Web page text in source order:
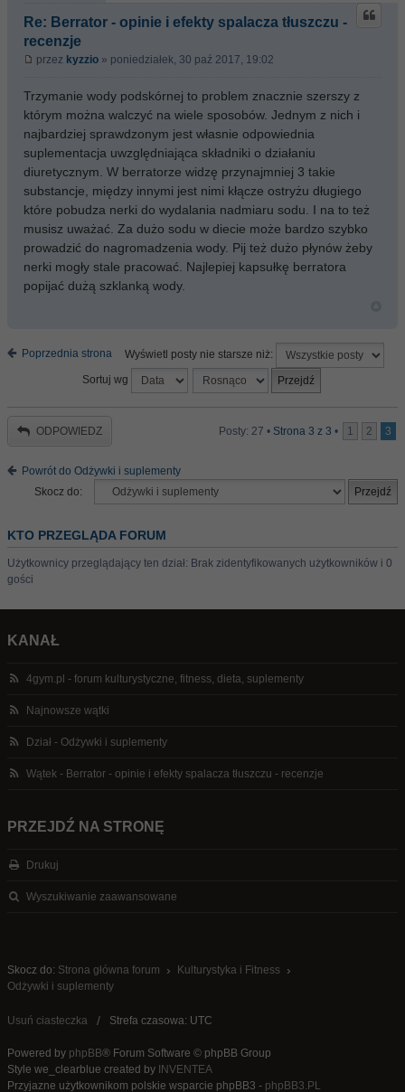
Re: Berrator - opinie i efekty spalacza tłuszczu -
recenzje
przez kyzzio » poniedziałek, 30 paź 2017, 19:02
Trzymanie wody podskórnej to problem znacznie szerszy z
którym można walczyć na wiele sposobów. Jednym z nich i
najbardziej sprawdzonym jest własnie odpowiednia
suplementacja uwzględniająca składniki o działaniu
diuretycznym. W berratorze widzę przynajmniej 3 takie
substancje, między innymi jest nimi kłącze ostryżu długiego
które pobudza nerki do wydalania nadmiaru sodu. I na to też
musisz uważać. Za dużo sodu w diecie może bardzo szybko
prowadzić do nagromadzenia wody. Pij też dużo płynów żeby
nerki mogły stale pracować. Najlepiej kapsułkę berratora
popijać dużą szklanką wody.
Poprzednia strona
Wyświetl posty nie starsze niż:
Sortuj wg
ODPOWIEDZ Posty: 27 • Strona 3 z 3 • 1 2 3
Powrót do Odżywki i suplementy
Skocz do:
KTO PRZEGLĄDA FORUM
Użytkownicy przeglądający ten dział: Brak zidentyfikowanych użytkowników i 0
gości
KANAŁ
4gym.pl - forum kulturystyczne, fitness, dieta, suplementy
Najnowsze wątki
Dział - Odżywki i suplementy
Wątek - Berrator - opinie i efekty spalacza tłuszczu - recenzje
PRZEJDŹ NA STRONĘ
Drukuj
Wyszukiwanie zaawansowane
Skocz do: Strona główna forum
Kulturystyka i Fitness
Odżywki i suplementy
Usuń ciasteczka Strefa czasowa: UTC
Powered by phpBB® Forum Software © phpBB Group
Style we_clearblue created by INVENTEA
Przyjazne użytkownikom polskie wsparcie phpBB3 - phpBB3.PL